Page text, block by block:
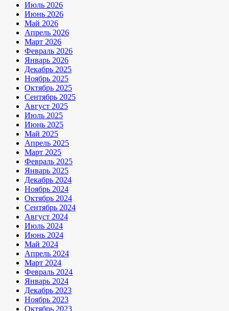
Июль 2026
Июнь 2026
Май 2026
Апрель 2026
Март 2026
Февраль 2026
Январь 2026
Декабрь 2025
Ноябрь 2025
Октябрь 2025
Сентябрь 2025
Август 2025
Июль 2025
Июнь 2025
Май 2025
Апрель 2025
Март 2025
Февраль 2025
Январь 2025
Декабрь 2024
Ноябрь 2024
Октябрь 2024
Сентябрь 2024
Август 2024
Июль 2024
Июнь 2024
Май 2024
Апрель 2024
Март 2024
Февраль 2024
Январь 2024
Декабрь 2023
Ноябрь 2023
Октябрь 2023